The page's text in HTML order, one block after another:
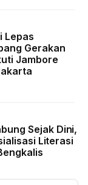
Lepas
Gerakan
Jambore
Sejak Dini,
Literasi